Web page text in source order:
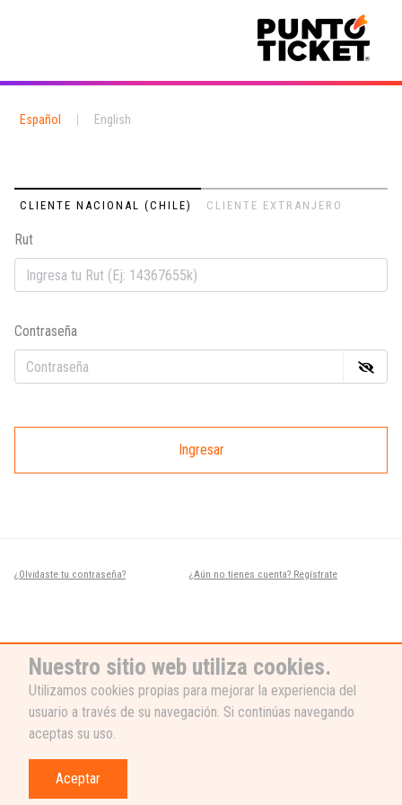
Español English
CLIENTE NACIONAL (CHILE) CLIENTE EXTRANJERO
Rut
Contraseña
Ingresar
¿Olvidaste tu contraseña? ¿Aún no tienes cuenta? Regístrate
Nuestro sitio web utiliza cookies.
Utilizamos cookies propias para mejorar la experiencia del
usuario a través de su navegación. Si continúas navegando
aceptas su uso.
Aceptar
¿NECESITAS AYUDA?
Nuestro equipo de soporte está listo